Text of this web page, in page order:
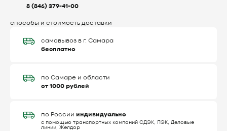
8 (846) 379-41-00
способы и стоимость доставки
самовывоз в г. Самара
бесплатно
по Самаре и области
от 1000 рублей
по России индивидуально
с помощью транспортных компаний СДЭК, ПЭК, Деловые
линии, Желдор